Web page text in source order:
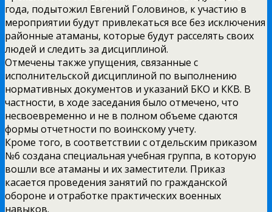
года, подытожил Евгений Головинов, к участию в
мероприятии будут привлекаться все без исключения
районные атаманы, которые будут расселять своих
людей и следить за дисциплиной.
Отмечены также упущения, связанные с
исполнительской дисциплиной по выполнению
нормативных документов и указаний БКО и ККВ. В
частности, в ходе заседания было отмечено, что
несвоевременно и не в полном объеме сдаются
формы отчетности по воинскому учету.
Кроме того, в соответствии с отдельским приказом
№6 создана специальная учебная группа, в которую
вошли все атаманы и их заместители. Приказ
касается проведения занятий по гражданской
обороне и отработке практических военных
навыков.